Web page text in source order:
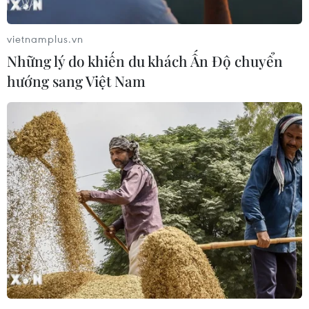
đồng
06/08/2026 13:42
Hướng tới mục tiêu quy mô dự trữ
đạt 1% GDP vào năm 2030
06/08/2026 10:23
NAPAS, BIDV và Weixin Pay mở rộng
thanh toán QR Việt Nam-Trung
Quốc
06/08/2026 07:34
Làn sóng tấn công mạng nhằm vào
các quỹ đầu cơ lớn của Mỹ
vietnamplus.vn
Những lý do khiến du khách Ấn Độ chuyển
hướng sang Việt Nam